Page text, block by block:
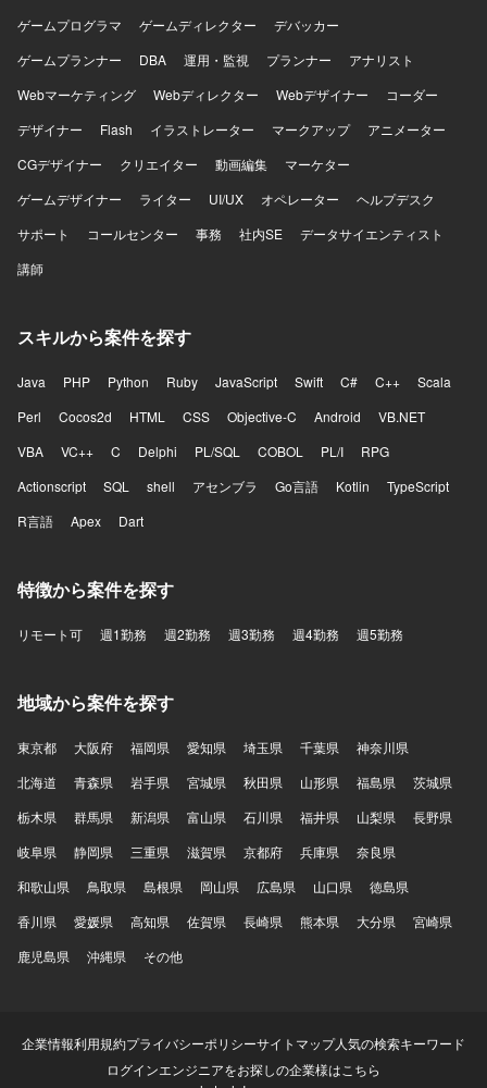
ネージャークラスとメンバークラスの両ポジションがあ
り、これまでの経験に応じた役割で参画することが可能で
す。 【開発環境】 本案件は業務改革および構想策定が中心
であり、特定のシステム開発環境に依存しない形でプロジ
ゲームプログラマ
ゲームディレクター
デバッカー
ゲームプランナー
DBA 運用・監視 プランナー
アナリスト
Webマーケティング
Webディレクター Webデザイナー
コーダー
デザイナー
Flash イラストレーター マークアップ
アニメーター
CGデザイナー
クリエイター 動画編集
マーケター
ゲームデザイナー
ライター UI/UX オペレーター
ヘルプデスク
サポート
コールセンター 事務 社内SE
データサイエンティスト
講師
スキルから案件を探す
Java PHP Python Ruby JavaScript Swift C# C++
Scala
Perl
Cocos2d HTML CSS Objective-C Android
VB.NET
VBA
VC++ C Delphi PL/SQL COBOL PL/I
RPG
Actionscript
SQL shell アセンブラ Go言語 Kotlin
TypeScript
R言語
Apex Dart
特徴から案件を探す
リモート可 週1勤務 週2勤務 週3勤務 週4勤務 週5勤務
地域から案件を探す
東京都 大阪府 福岡県 愛知県 埼玉県 千葉県
神奈川県
北海道
青森県 岩手県 宮城県 秋田県 山形県 福島県
茨城県
栃木県
群馬県 新潟県 富山県 石川県 福井県 山梨県
長野県
岐阜県
静岡県 三重県 滋賀県 京都府 兵庫県
奈良県
和歌山県
鳥取県 島根県 岡山県 広島県 山口県
徳島県
香川県
愛媛県 高知県 佐賀県 長崎県 熊本県 大分県
宮崎県
鹿児島県
沖縄県 その他
企業情報利用規約プライバシーポリシーサイトマップ人気の検索キーワード
ログインエンジニアをお探しの企業様はこちら